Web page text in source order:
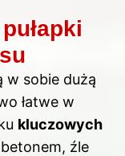
w sobie dużą
łatwe w
kluczowych
źle